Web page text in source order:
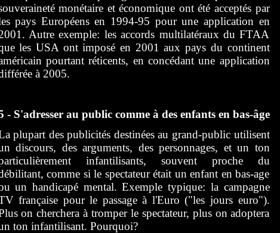
monétaire et économique ont été acceptés par
pays Européens en 1994-95 pour une application en
Autre exemple: les accords multilatéraux du FTAA
les USA ont imposé en 2001 aux pays du continent
pourtant réticents, en concédant une application
à 2005.
- S'adresser au public comme à des enfants en bas-âge
plupart des publicités destinées au grand-public utilisent
discours, des arguments, des personnages, et un ton
infantilisants, souvent proche du
comme si le spectateur était un enfant en bas-age
un handicapé mental. Exemple typique: la campagne
française pour le passage à l'Euro ("les jours euro").
on cherchera à tromper le spectateur, plus on adoptera
ton infantilisant. Pourquoi?